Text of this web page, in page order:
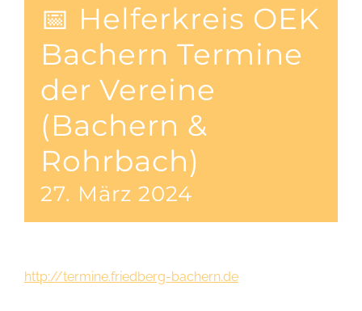
📅 Helferkreis OEK
Bachern Termine
der Vereine
(Bachern &
Rohrbach)
27. März 2024
http://termine.friedberg-bachern.de